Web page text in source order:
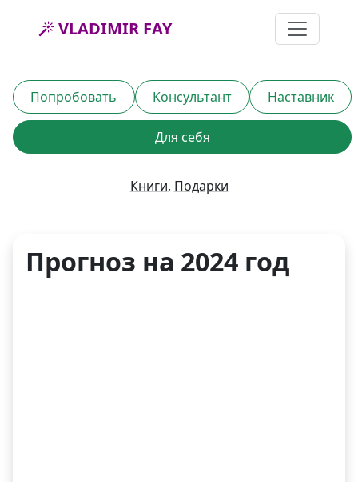
VLADIMIR FAY
Попробовать Консультант Наставник
Для себя
Книги, Подарки
Прогноз на 2024 год